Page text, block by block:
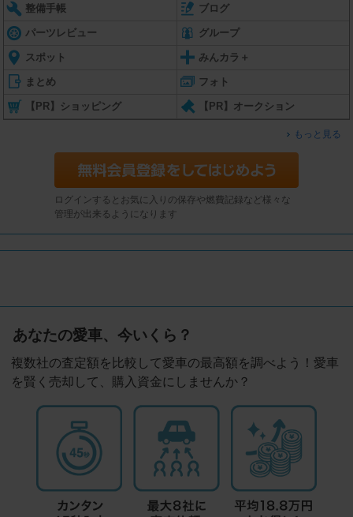
整備手帳 ブログ
パーツレビュー グループ
スポット みんカラ＋
まとめ フォト
【PR】ショッピング 【PR】オークション
もっと見る
ログインするとお気に入りの保存や燃費記録など様々な
管理が出来るようになります
あなたの愛車、今いくら？
複数社の査定額を比較して愛車の最高額を調べよう！愛車
を賢く売却して、購入資金にしませんか？